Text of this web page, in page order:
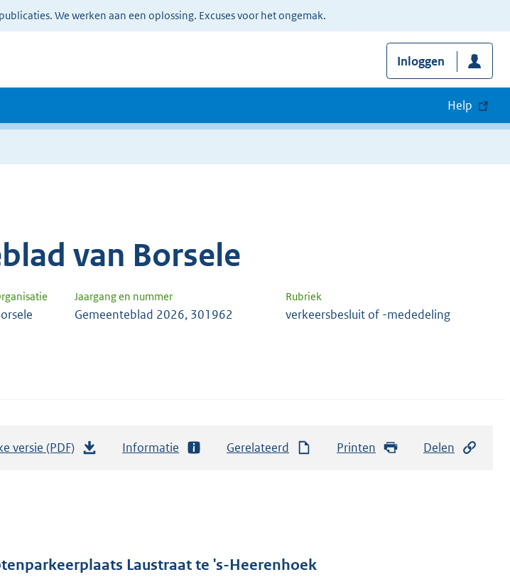
We werken aan een oplossing. Excuses voor het ongemak.
Inloggen
Help
van Borsele
Jaargang en nummer Rubriek
Gemeenteblad 2026, 301962 verkeersbesluit of -mededeling
versie (PDF)
d
Informatie Gerelateerd Printen Delen
Laustraat te 's-Heerenhoek